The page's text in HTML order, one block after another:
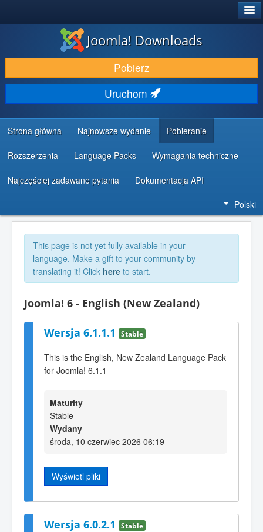
DODATKI I ROZSZERZENIA
ODKRYJ & POZNAJ
SPOŁECZNOŚĆ & WSPARCIE
ZASOBY DLA PROGRAMISTÓW
Joomla! Downloads
Pobierz
Uruchom
Strona główna Najnowsze wydanie Pobieranie
Rozszerzenia Language Packs Wymagania techniczne
Najczęściej zadawane pytania Dokumentacja API
Polski
This page is not yet fully available in your
language. Make a gift to your community by
translating it! Click here to start.
Joomla! 6 - English (New Zealand)
Wersja 6.1.1.1 Stable
This is the English, New Zealand Language Pack
for Joomla! 6.1.1
Maturity
Stable
Wydany
środa, 10 czerwiec 2026 06:19
Wyświetl pliki
Wersja 6.0.2.1 Stable